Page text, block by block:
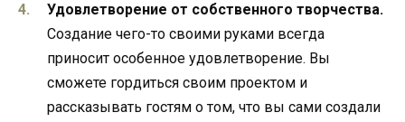
Удовлетворение от собственного творчества.
Создание чего-то своими руками всегда
приносит особенное удовлетворение. Вы
сможете гордиться своим проектом и
рассказывать гостям о том, что вы сами создали